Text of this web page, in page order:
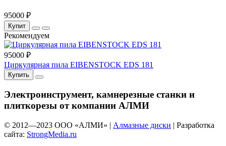
95000 ₽
Купит
Рекомендуем
95000 ₽
Циркулярная пила EIBENSTOCK EDS 181
Купить
Электроинструмент, камнерезные станки и
плиткорезы от компании АЛМИ
© 2012—2023 ООО «АЛМИ» | Алмазные диски | Разработка
сайта: StrongMedia.ru